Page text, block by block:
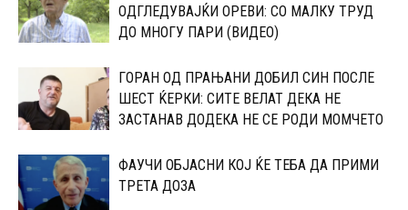
ОДГЛЕДУВАЈЌИ ОРЕВИ: CО МАЛКУ ТРУД
ДО МНОГУ ПАРИ (ВИДЕО)
ГOРАН ОД ПРАЊАНИ ДОБИЛ СИН ПОСЛЕ
ШЕСТ ЌЕРКИ: СИТЕ ВЕЛАТ ДЕКА НЕ
ЗАСТАНАВ ДОДЕКА НЕ СЕ РОДИ МОМЧЕТО
ФАУЧИ ОБЈАСНИ КОЈ ЌЕ ТЕБА ДА ПРИМИ
ТРЕТА ДОЗА